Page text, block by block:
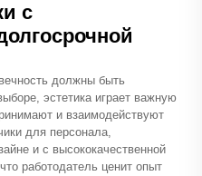
с
должны быть
эстетика играет важную
и взаимодействуют
для персонала,
и с высококачественной
работодатель ценит опыт